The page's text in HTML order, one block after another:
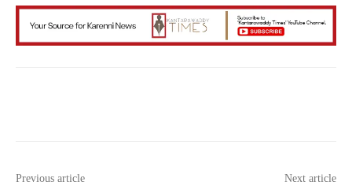
Previous article Next article